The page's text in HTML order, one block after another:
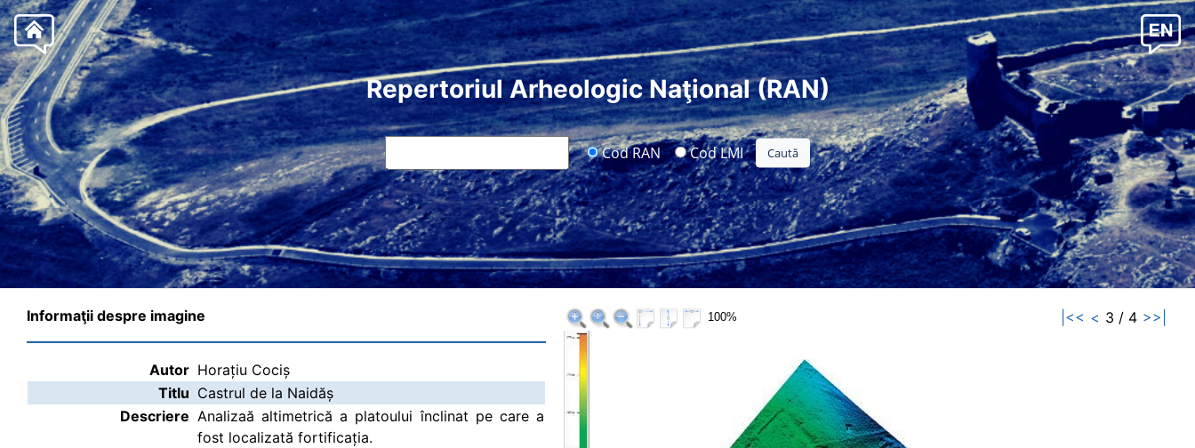
Repertoriul Arheologic Naţional (RAN)
Cod RAN Cod LMI
Informaţii despre imagine
Autor Horațiu Cociș
Titlu Castrul de la Naidăș
Descriere Analizaă altimetrică a platoului înclinat pe care a
fost localizată fortificația.
|<< < 3 / 4 >>|
100%